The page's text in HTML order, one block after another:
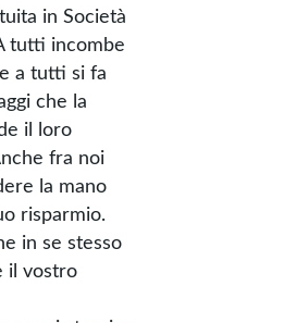
in Società
tutti incombe
a tutti si fa
che la
il loro
fra noi
la mano
risparmio.
in se stesso
il vostro